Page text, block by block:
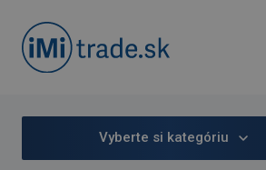
Vyberte si kategóriu